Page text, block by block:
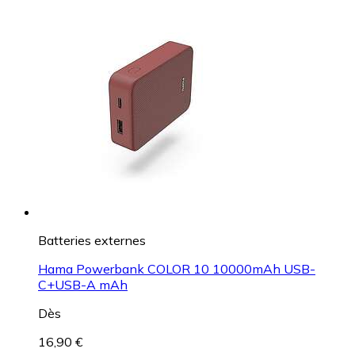
Batteries externes
Hama Powerbank COLOR 10 10000mAh USB-
C+USB-A mAh
Dès
16,90 €